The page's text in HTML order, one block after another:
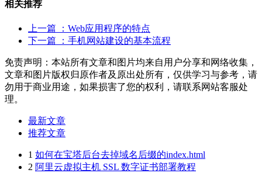
相关推荐
上一篇
：Web应用程序的特点
下一篇
：手机网站建设的基本流程
免责声明：本站所有文章和图片均来自用户分享和网络收集，
文章和图片版权归原作者及原出处所有，仅供学习与参考，请
勿用于商业用途，如果损害了您的权利，请联系网站客服处
理。
最新文章
推荐文章
1 如何在宝塔后台去掉域名后缀的index.html
2 阿里云虚拟主机 SSL 数字证书部署教程